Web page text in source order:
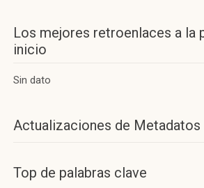
Los mejores retroenlaces a la
inicio
Sin dato
Actualizaciones de Metadatos
Top de palabras clave